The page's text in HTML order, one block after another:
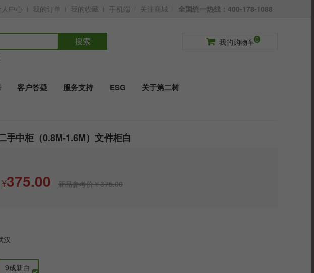
人中心 我的订单 我的收藏 手机端 关注商城 全国统一热线：400-178-1088
搜索 我的购物车0
客户答疑 服务支持 ESG 关于第二树
请登录
手中柜（0.8M-1.6M）文件柜白
¥375.00 新品参考价￥375.00
汉
9成新白